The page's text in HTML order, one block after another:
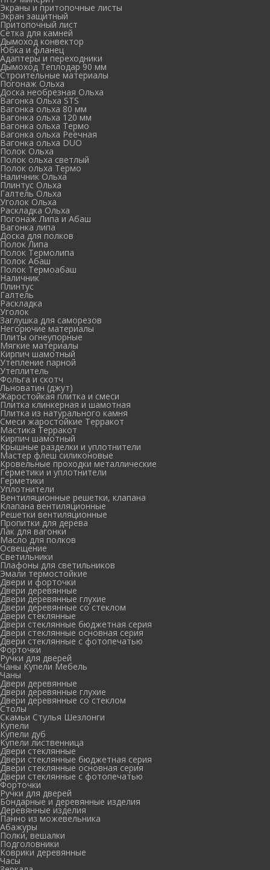
Экраны и притопочные листы
Экран защитный
Притопочный лист
Сетка для камней
Дымоход конвектор
Юбка и фланец
Адаптеры и переходники
Дымоход Теплодар 90 мм
Cтроительные материалы
Погонаж Ольха
Доска необрезная Ольха
Вагонка Ольха STS
Вагонка ольха 80 мм
Вагонка ольха 120 мм
Вагонка ольха Термо
Вагонка ольха Реечная
Вагонка ольха DUO
Полок Ольха
Полок ольха светлый
Полок ольха Термо
Наличник Ольха
Плинтус Ольха
Галтель Ольха
Уголок Ольха
Раскладка Ольха
Погонаж Липа и Абаш
Вагонка липа
Доска для полков
Полок Липа
Полок Термолипа
Полок Абаш
Полок Термоабаш
Наличник
Плинтус
Галтель
Раскладка
Уголок
Заглушка для саморезов
Негорючие материалы
Плиты огнеупорные
Мягкие материалы
Кирпич шамотный
Утепление парной
Утеплитель
Фольга и скотч
Льноватин (джут)
Жаростойкая плитка и смеси
Плитка клинкерная и шамотная
Плитка из натурального камня
Смеси жаростойкие Терракот
Мастика Терракот
Кирпич шамотный
Крышные разделки и уплотнители
Мастер флеш силиконовые
Кровельные проходки металлические
Герметики и уплотнители
Герметики
Уплотнители
Вентиляционные решетки, клапана
Клапана вентиляционные
Решетки вентиляционные
Пропитки для дерева
Лак для вагонки
Масло для полков
Освещение
Светильники
Плафоны для светильников
Эмали термостойкие
Двери и форточки
Двери деревянные
Двери деревянные глухие
Двери деревянные со стеклом
Двери стеклянные
Двери стеклянные бюджетная серия
Двери стеклянные основная серия
Двери стеклянные с фотопечатью
Форточки
Ручки для дверей
Чаны Купели Мебель
Чаны
Двери деревянные
Двери деревянные глухие
Двери деревянные со стеклом
Столы
Скамьи Стулья Шезлонги
Купели
Купели дуб
Купели лиственница
Двери стеклянные
Двери стеклянные бюджетная серия
Двери стеклянные основная серия
Двери стеклянные с фотопечатью
Форточки
Ручки для дверей
Бондарные и деревянные изделия
Деревянные изделия
Панно из можевельника
Абажуры
Полки, вешалки
Подголовники
Коврики деревянные
Часы